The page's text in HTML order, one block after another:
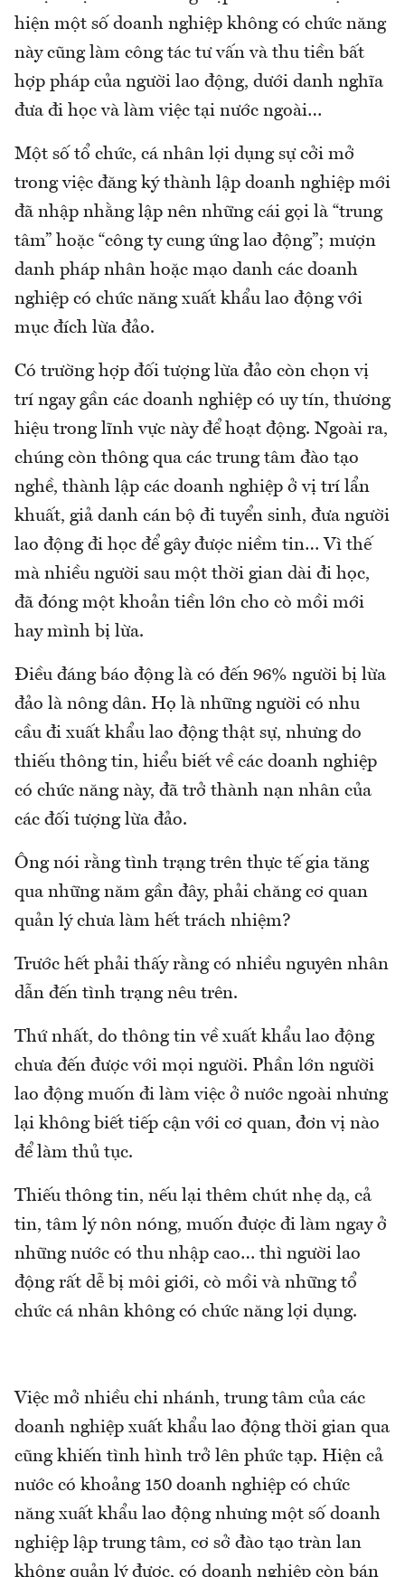
hiện một số doanh nghiệp không có chức năng
này cũng làm công tác tư vấn và thu tiền bất
hợp pháp của người lao động, dưới danh nghĩa
đưa đi học và làm việc tại nước ngoài…
Một số tổ chức, cá nhân lợi dụng sự cởi mở
trong việc đăng ký thành lập doanh nghiệp mới
đã nhập nhằng lập nên những cái gọi là “trung
tâm” hoặc “công ty cung ứng lao động”; mượn
danh pháp nhân hoặc mạo danh các doanh
nghiệp có chức năng xuất khẩu lao động với
mục đích lừa đảo.
Có trường hợp đối tượng lừa đảo còn chọn vị
trí ngay gần các doanh nghiệp có uy tín, thương
hiệu trong lĩnh vực này để hoạt động. Ngoài ra,
chúng còn thông qua các trung tâm đào tạo
nghề, thành lập các doanh nghiệp ở vị trí lẩn
khuất, giả danh cán bộ đi tuyển sinh, đưa người
lao động đi học để gây được niềm tin… Vì thế
mà nhiều người sau một thời gian dài đi học,
đã đóng một khoản tiền lớn cho cò mồi mới
hay mình bị lừa.
Điều đáng báo động là có đến 96% người bị lừa
đảo là nông dân. Họ là những người có nhu
cầu đi xuất khẩu lao động thật sự, nhưng do
thiếu thông tin, hiểu biết về các doanh nghiệp
có chức năng này, đã trở thành nạn nhân của
các đối tượng lừa đảo.
Ông nói rằng tình trạng trên thực tế gia tăng
qua những năm gần đây, phải chăng cơ quan
quản lý chưa làm hết trách nhiệm?
Trước hết phải thấy rằng có nhiều nguyên nhân
dẫn đến tình trạng nêu trên.
Thứ nhất, do thông tin về xuất khẩu lao động
chưa đến được với mọi người. Phần lớn người
lao động muốn đi làm việc ở nước ngoài nhưng
lại không biết tiếp cận với cơ quan, đơn vị nào
để làm thủ tục.
Thiếu thông tin, nếu lại thêm chút nhẹ dạ, cả
tin, tâm lý nôn nóng, muốn được đi làm ngay ở
những nước có thu nhập cao… thì người lao
động rất dễ bị môi giới, cò mồi và những tổ
chức cá nhân không có chức năng lợi dụng.
Việc mở nhiều chi nhánh, trung tâm của các
doanh nghiệp xuất khẩu lao động thời gian qua
cũng khiến tình hình trở lên phức tạp. Hiện cả
nước có khoảng 150 doanh nghiệp có chức
năng xuất khẩu lao động nhưng một số doanh
nghiệp lập trung tâm, cơ sở đào tạo tràn lan
không quản lý được, có doanh nghiệp còn bán